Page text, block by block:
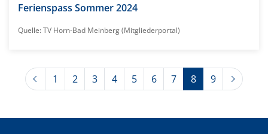
Ferienspass Sommer 2024
Quelle: TV Horn-Bad Meinberg (Mitgliederportal)
Previous
1 2 3 4 5 6 7 8 9 Next